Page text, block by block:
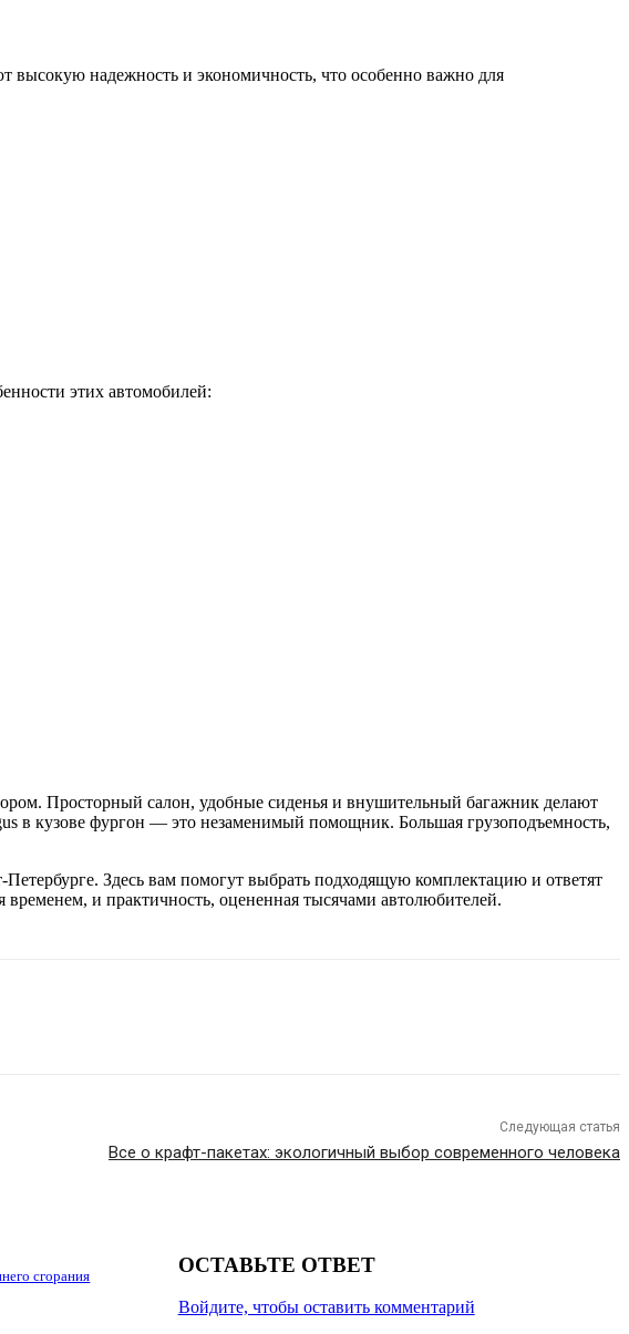
надежность и экономичность, что особенно важно для
этих автомобилей:
Просторный салон, удобные сиденья и внушительный багажник делают
в кузове фургон — это незаменимый помощник. Большая грузоподъемность,
Здесь вам помогут выбрать подходящую комплектацию и ответят
и практичность, оцененная тысячами автолюбителей.
Следующая статья
Все о крафт-пакетах: экологичный выбор современного человека
сгорания ОСТАВЬТЕ ОТВЕТ
Войдите, чтобы оставить комментарий